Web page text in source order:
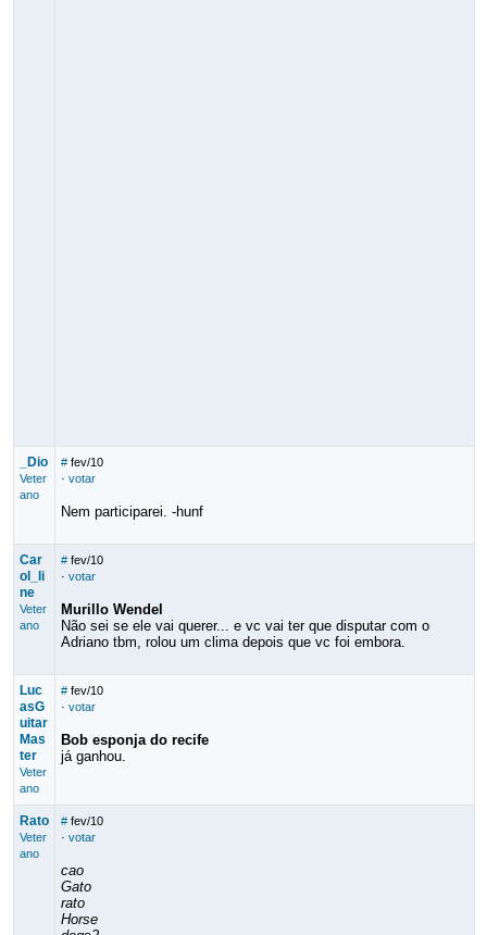
_Dio
Veter
ano
# fev/10
· votar
Nem participarei. -hunf
Car
ol_li
ne
Veter
ano
# fev/10
· votar
Murillo Wendel
Não sei se ele vai querer... e vc vai ter que disputar com o
Adriano tbm, rolou um clima depois que vc foi embora.
Luc
asG
uitar
Mas
ter
Veter
ano
# fev/10
· votar
Bob esponja do recife
já ganhou.
Rato
Veter
ano
# fev/10
· votar
cao
Gato
rato
Horse